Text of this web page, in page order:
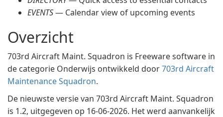
EVENTS— Calendar view of upcoming events
Overzicht
703rd Aircraft Maint. Squadron is Freeware software in
de categorie Onderwijs ontwikkeld door703rd Aircraft
Maintenance Squadron.
De nieuwste versie van 703rd Aircraft Maint. Squadron
is 1.2, uitgegeven op 16-06-2026. Het werd aanvankelijk